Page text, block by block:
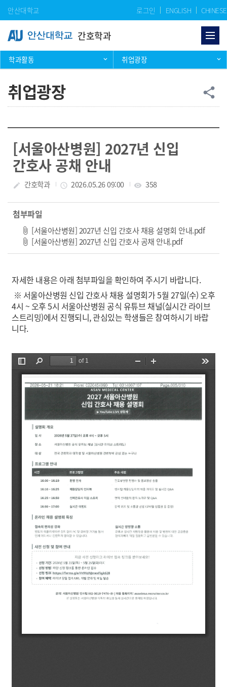
Skip Menu
안산대학교 로그인 ENGLISH CHINESE
간호학과
학과활동 취업광장
취업광장 공
share
[서울아산병원] 2027년 신입
간호사 공채 안내
작성자
create 간호학과 작성일
access_time 2026.05.26 09:00 조회수
visibility 358
첨부파일
[서울아산병원] 2027년 신입 간호사 채용 설명회 안내.pdf파일
[서울아산병원] 2027년 신입 간호사 공채 안내.pdf파일 다운로드
자세한 내용은 아래 첨부파일을 확인하여 주시기 바랍니다.
※ 서울아산병원 신입 간호사 채용 설명회가 5월 27일(수) 오후
4시 ~ 오후 5시 서울아산병원 공식 유튜브 채널(실시간 라이브
스트리밍)에서 진행되니, 관심있는 학생들은 참여하시기 바랍
니다.